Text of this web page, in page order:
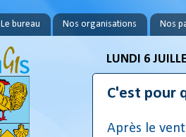
Le bureau Nos organisations Nos
LUNDI 6
C'est pour
Après le